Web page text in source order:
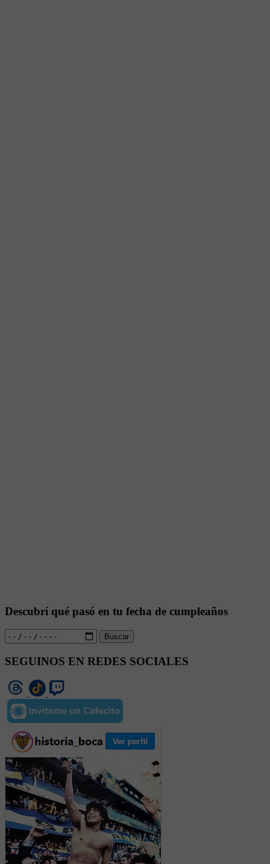
Descubrí qué pasó en tu fecha de cumpleaños
Buscar
SEGUINOS EN REDES SOCIALES